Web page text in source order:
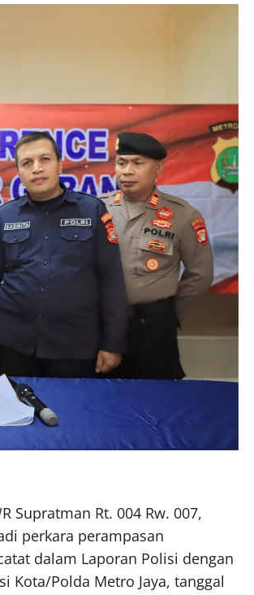
Supratman Rt. 004 Rw. 007,
perkara perampasan
dalam Laporan Polisi dengan
Kota/Polda Metro Jaya, tanggal